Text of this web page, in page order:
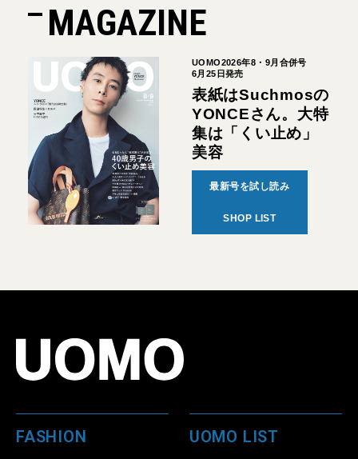
MAGAZINE
UOMO2026年8・9月合併号
6月25日発売
表紙はSuchmosの
YONCEさん。大特
集は「くい止め」
美容
最新号を試し読み
SHOP LIST
FASHION UOMO LIST